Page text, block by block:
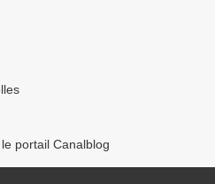
portail Canalblog